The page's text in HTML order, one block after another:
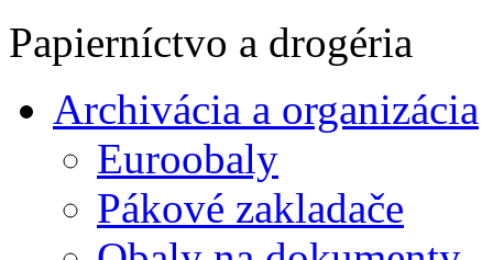
Papierníctvo a drogéria
Archivácia a organizácia
Euroobaly
Pákové zakladače